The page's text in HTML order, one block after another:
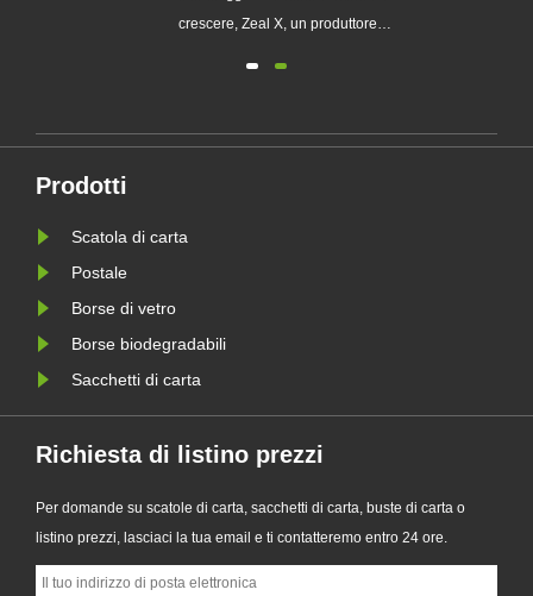
le
crescere, Zeal X, un produttore
carta Glassine personalizzati.
Prodotti
Scatola di carta
Postale
Borse di vetro
Borse biodegradabili
Sacchetti di carta
Richiesta di listino prezzi
Per domande su scatole di carta, sacchetti di carta, buste di carta o
listino prezzi, lasciaci la tua email e ti contatteremo entro 24 ore.